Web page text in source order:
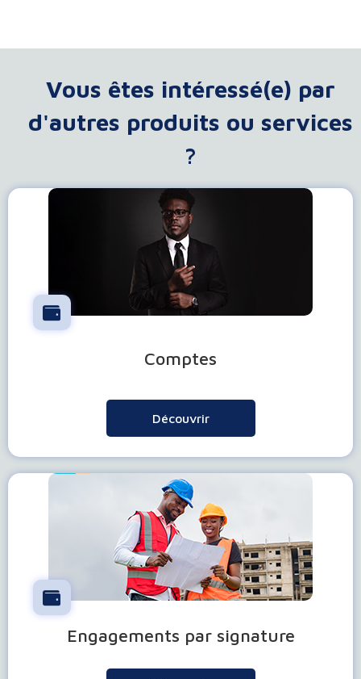
Vous êtes intéressé(e) par
d'autres produits ou services
?
Comptes
Découvrir
Engagements par signature